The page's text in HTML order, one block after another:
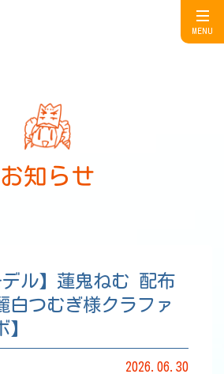
MENU
お知らせ
デル】蓮鬼ねむ 配布
白つむぎ様クラファ
2026.06.30